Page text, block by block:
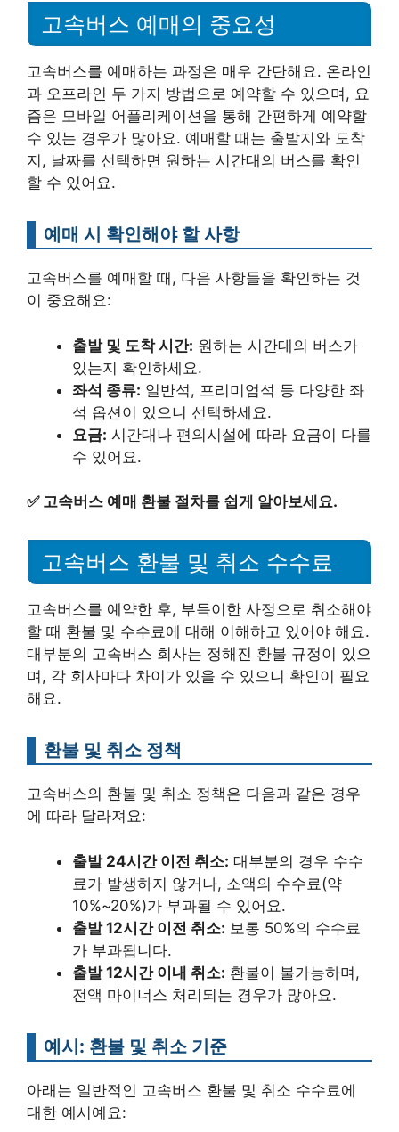
고속버스 예매의 중요성
고속버스를 예매하는 과정은 매우 간단해요. 온라인
과 오프라인 두 가지 방법으로 예약할 수 있으며, 요
즘은 모바일 어플리케이션을 통해 간편하게 예약할
수 있는 경우가 많아요. 예매할 때는 출발지와 도착
지, 날짜를 선택하면 원하는 시간대의 버스를 확인
할 수 있어요.
예매 시 확인해야 할 사항
고속버스를 예매할 때, 다음 사항들을 확인하는 것
이 중요해요:
출발 및 도착 시간: 원하는 시간대의 버스가
있는지 확인하세요.
좌석 종류: 일반석, 프리미엄석 등 다양한 좌
석 옵션이 있으니 선택하세요.
요금: 시간대나 편의시설에 따라 요금이 다를
수 있어요.
✅ 고속버스 예매 환불 절차를 쉽게 알아보세요.
고속버스 환불 및 취소 수수료
고속버스를 예약한 후, 부득이한 사정으로 취소해야
할 때 환불 및 수수료에 대해 이해하고 있어야 해요.
대부분의 고속버스 회사는 정해진 환불 규정이 있으
며, 각 회사마다 차이가 있을 수 있으니 확인이 필요
해요.
환불 및 취소 정책
고속버스의 환불 및 취소 정책은 다음과 같은 경우
에 따라 달라져요:
출발 24시간 이전 취소: 대부분의 경우 수수
료가 발생하지 않거나, 소액의 수수료(약
10%~20%)가 부과될 수 있어요.
출발 12시간 이전 취소: 보통 50%의 수수료
가 부과됩니다.
출발 12시간 이내 취소: 환불이 불가능하며,
전액 마이너스 처리되는 경우가 많아요.
예시: 환불 및 취소 기준
아래는 일반적인 고속버스 환불 및 취소 수수료에
대한 예시예요: